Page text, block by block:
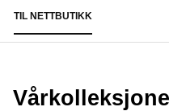
TIL NETTBUTIKK